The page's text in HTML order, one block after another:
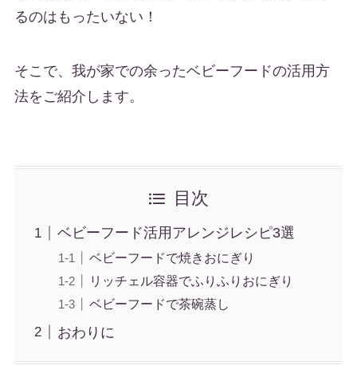
るのはもったいない！
そこで、我が家での余ったベビーフードの活用方
法をご紹介します。
目次
ベビーフード活用アレンジレシピ3選
ベビーフードで焼きおにぎり
リッチェル容器でふりふりおにぎり
ベビーフードで茶碗蒸し
おわりに